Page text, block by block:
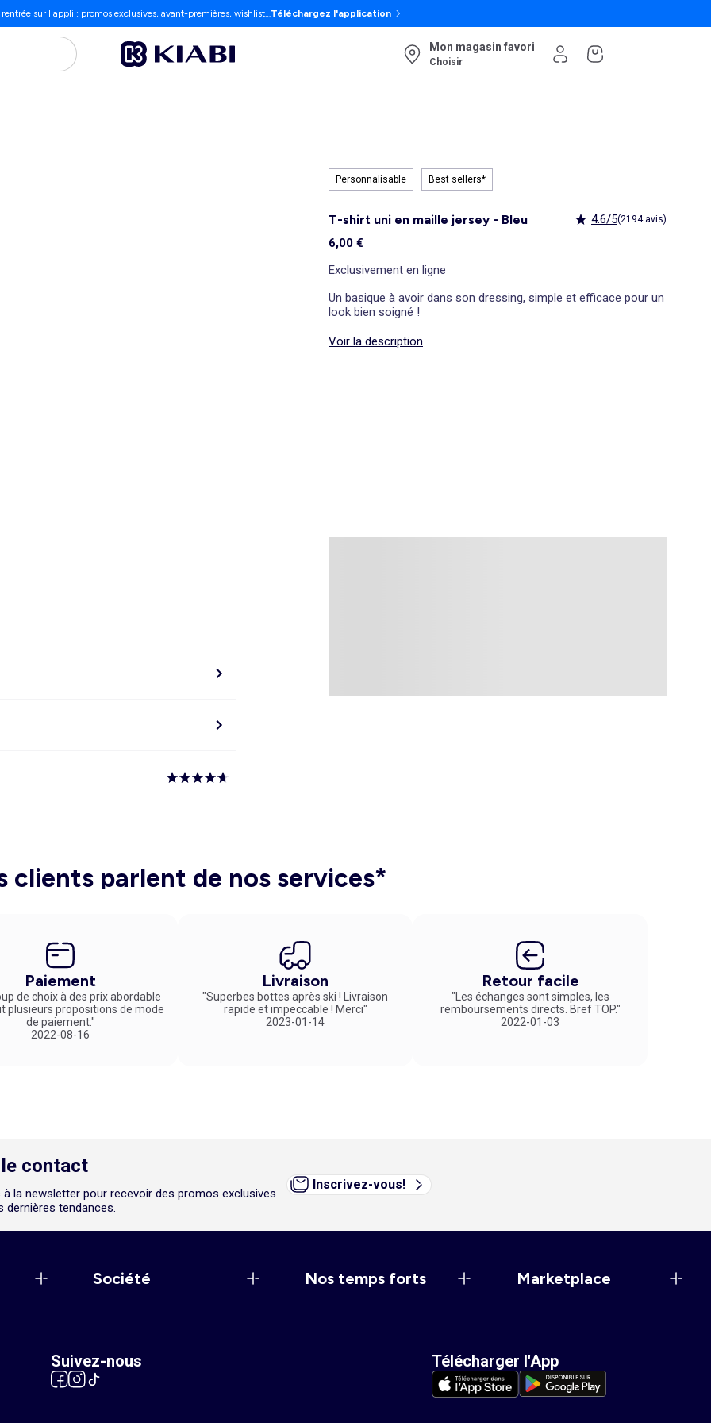
rentrée sur l'appli : promos exclusives, avant-premières, wishlist…Téléchargez l'application
Mon magasin favori
Choisir
Personnalisable Best sellers*
T-shirt uni en maille jersey - Bleu 4.6/5(2194 avis)
6,00 €
Exclusivement en ligne
Un basique à avoir dans son dressing, simple et efficace pour un
look bien soigné !
Voir la description
clients parlent de nos services*
Paiement
de choix à des prix abordable
plusieurs propositions de mode
de paiement."
2022-08-16
Livraison
"Superbes bottes après ski ! Livraison
rapide et impeccable ! Merci"
2023-01-14
Retour facile
"Les échanges sont simples, les
remboursements directs. Bref TOP."
2022-01-03
contact
la newsletter pour recevoir des promos exclusives
dernières tendances.
Inscrivez-vous!
Société Nos temps forts Marketplace
Suivez-nous Télécharger l'App